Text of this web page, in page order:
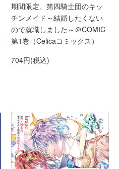
期間限定、第四騎士団のキッ
チンメイド～結婚したくない
ので就職しました～＠COMIC
第1巻（Celicaコミックス）
704円(税込)